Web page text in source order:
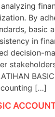
By
basic
in
decision-
[…]